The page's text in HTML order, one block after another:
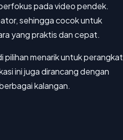
pada video pendek.
sehingga cocok untuk
yang praktis dan cepat.
pilihan menarik untuk perangkat
ini juga dirancang dengan
kalangan.